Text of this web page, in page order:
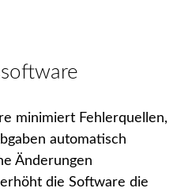
minimiert Fehlerquellen,
automatisch
Änderungen
die Software die